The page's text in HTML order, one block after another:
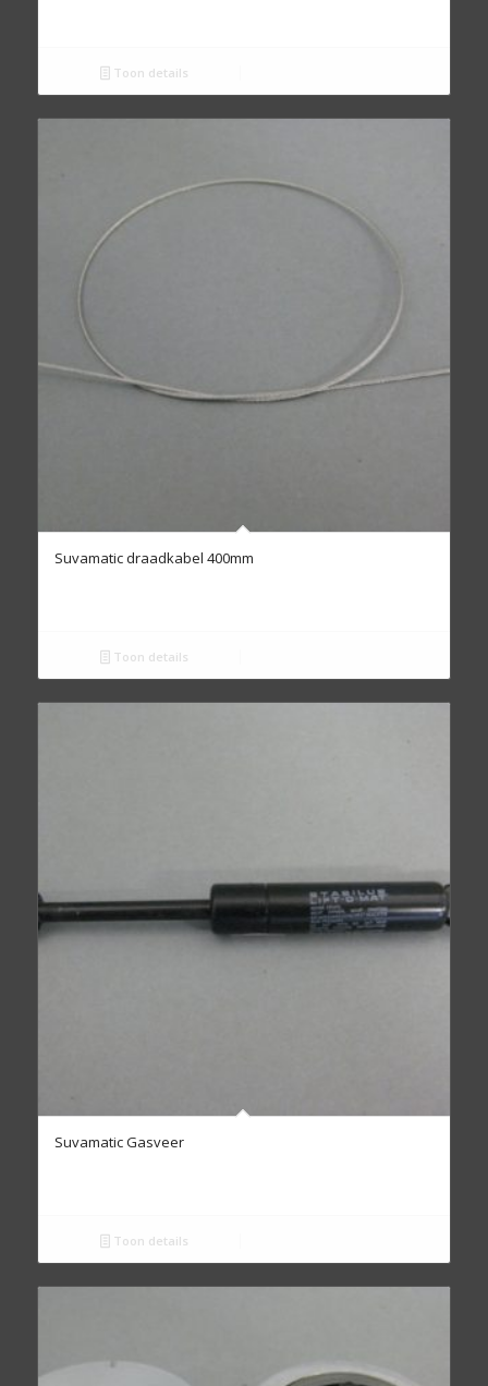
Toon details
Suvamatic draadkabel 400mm
Toon details
Suvamatic Gasveer
Toon details